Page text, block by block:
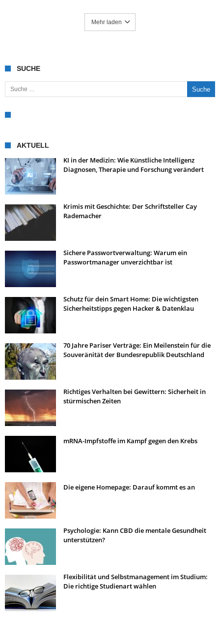
Mehr laden
SUCHE
Suche nach:
AKTUELL
KI in der Medizin: Wie Künstliche Intelligenz
Diagnosen, Therapie und Forschung verändert
Krimis mit Geschichte: Der Schriftsteller Cay
Rademacher
Sichere Passwortverwaltung: Warum ein
Passwortmanager unverzichtbar ist
Schutz für dein Smart Home: Die wichtigsten
Sicherheitstipps gegen Hacker & Datenklau
70 Jahre Pariser Verträge: Ein Meilenstein für die
Souveränität der Bundesrepublik Deutschland
Richtiges Verhalten bei Gewittern: Sicherheit in
stürmischen Zeiten
mRNA-Impfstoffe im Kampf gegen den Krebs
Die eigene Homepage: Darauf kommt es an
Psychologie: Kann CBD die mentale Gesundheit
unterstützen?
Flexibilität und Selbstmanagement im Studium:
Die richtige Studienart wählen